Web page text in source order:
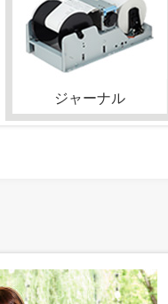
ジャーナル